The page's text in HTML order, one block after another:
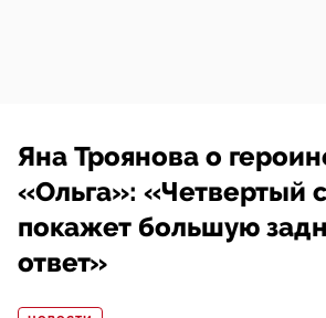
Яна Троянова о
«Ольга»: «Четвертый
покажет большую
ответ»